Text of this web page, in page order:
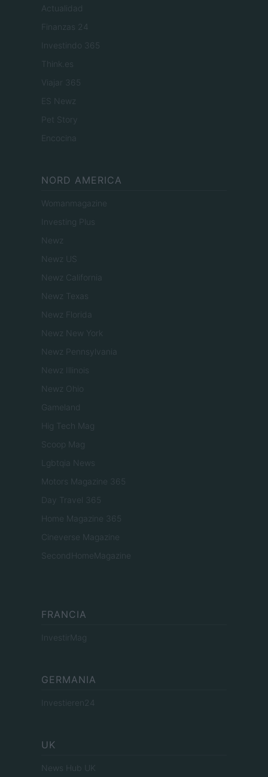
Actualidad
Finanzas 24
Investindo 365
Think.es
Viajar 365
ES Newz
Pet Story
Encocina
NORD AMERICA
Womanmagazine
Investing Plus
Newz
Newz US
Newz California
Newz Texas
Newz Florida
Newz New York
Newz Pennsylvania
Newz Illinois
Newz Ohio
Gameland
Hig Tech Mag
Scoop Mag
Lgbtqia News
Motors Magazine 365
Day Travel 365
Home Magazine 365
Cineverse Magazine
SecondHomeMagazine
FRANCIA
InvestirMag
GERMANIA
Investieren24
UK
News Hub UK